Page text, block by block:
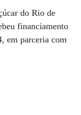
do Rio de
financiamento
em parceria com